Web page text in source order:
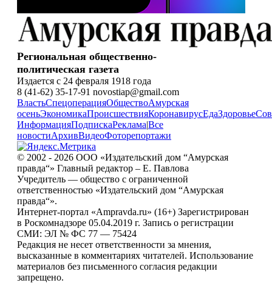
Региональная общественно-
политическая газета
Издается с 24 февраля 1918 года
8 (41-62) 35-17-91 novostiap@gmail.com
ВластьСпецоперацияОбществоАмурская
осеньЭкономикаПроисшествияКоронавирусЕдаЗдоровье
ИнформацияПодпискаРеклама|Все
новостиАрхивВидеоФоторепортажи
© 2002 - 2026 ООО «Издательский дом “Амурская
правда“» Главный редактор – Е. Павлова
Учредитель — общество с ограниченной
ответственностью «Издательский дом “Амурская
правда“».
Интернет-портал «Ampravda.ru» (16+) Зарегистрирован
в Роскомнадзоре 05.04.2019 г. Запись о регистрации
СМИ: ЭЛ № ФС 77 — 75424
Редакция не несет ответственности за мнения,
высказанные в комментариях читателей. Использование
материалов без письменного согласия редакции
запрещено.